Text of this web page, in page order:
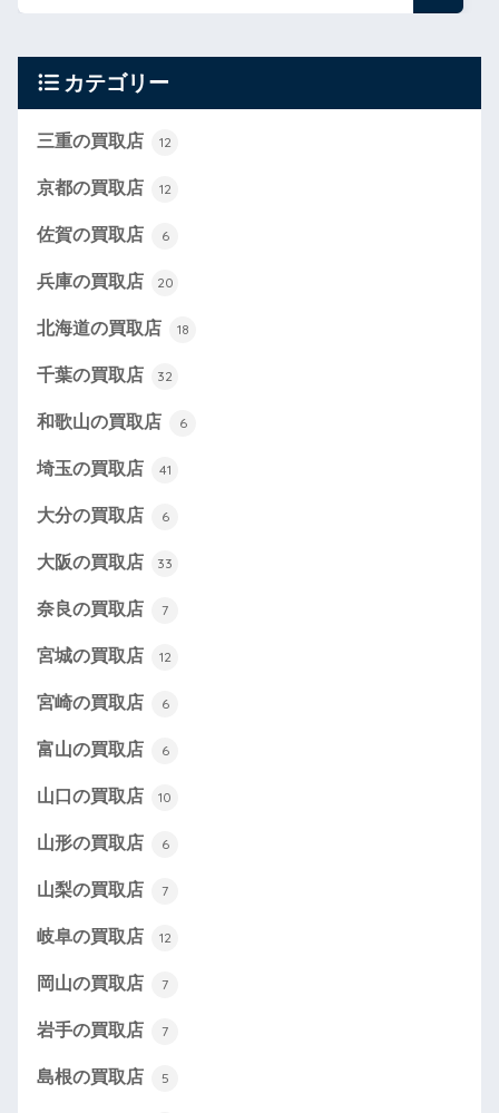
カテゴリー
三重の買取店 12
京都の買取店 12
佐賀の買取店 6
兵庫の買取店 20
北海道の買取店 18
千葉の買取店 32
和歌山の買取店 6
埼玉の買取店 41
大分の買取店 6
大阪の買取店 33
奈良の買取店 7
宮城の買取店 12
宮崎の買取店 6
富山の買取店 6
山口の買取店 10
山形の買取店 6
山梨の買取店 7
岐阜の買取店 12
岡山の買取店 7
岩手の買取店 7
島根の買取店 5